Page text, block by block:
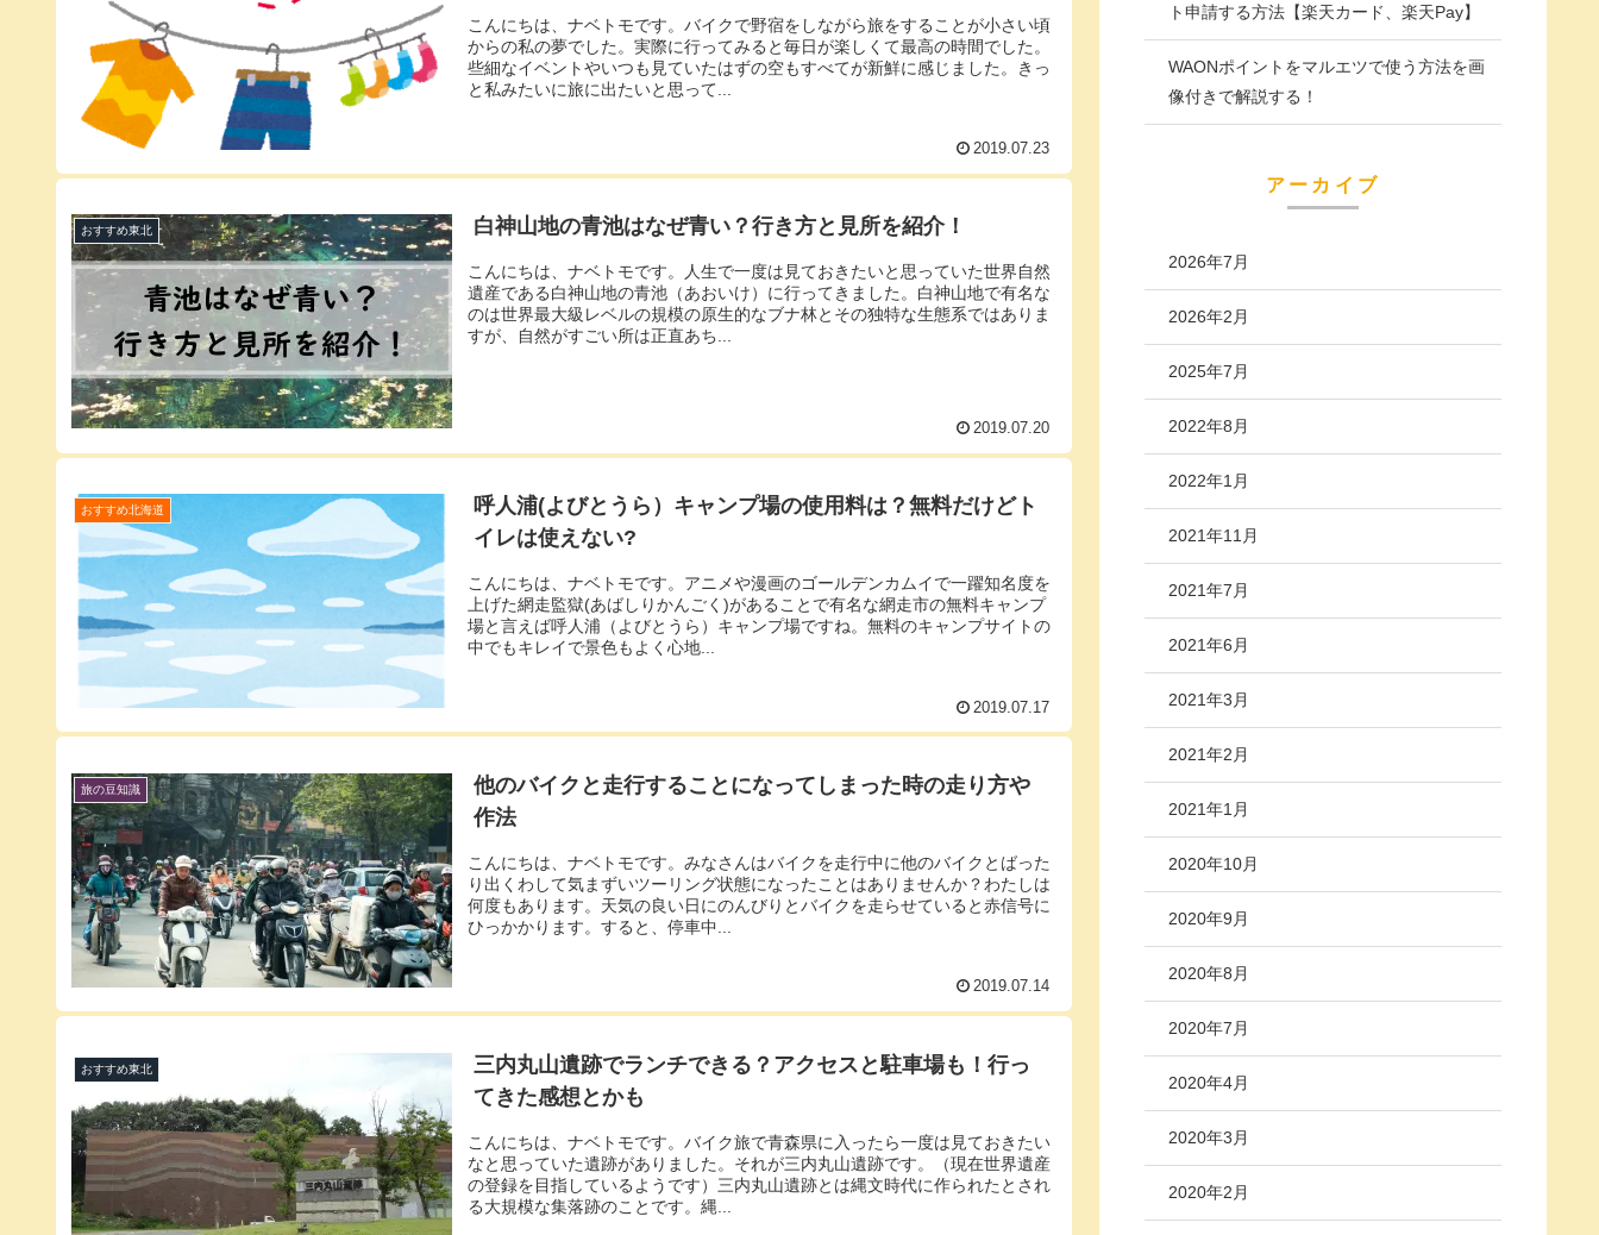
こんにちは、ナベトモです。バイクで野宿をしながら旅をすることが小さい頃
からの私の夢でした。実際に行ってみると毎日が楽しくて最高の時間でした。
些細なイベントやいつも見ていたはずの空もすべてが新鮮に感じました。きっ
と私みたいに旅に出たいと思って...
2019.07.23
おすすめ東北 白神山地の青池はなぜ青い？行き方と見所を紹介！
こんにちは、ナベトモです。人生で一度は見ておきたいと思っていた世界自然
遺産である白神山地の青池（あおいけ）に行ってきました。白神山地で有名な
のは世界最大級レベルの規模の原生的なブナ林とその独特な生態系ではありま
すが、自然がすごい所は正直あち...
2019.07.20
おすすめ北海道
呼人浦(よびとうら）キャンプ場の使用料は？無料だけどト
イレは使えない?
こんにちは、ナベトモです。アニメや漫画のゴールデンカムイで一躍知名度を
上げた網走監獄(あばしりかんごく)があることで有名な網走市の無料キャンプ
場と言えば呼人浦（よびとうら）キャンプ場ですね。無料のキャンプサイトの
中でもキレイで景色もよく心地...
2019.07.17
旅の豆知識
他のバイクと走行することになってしまった時の走り方や
作法
こんにちは、ナベトモです。みなさんはバイクを走行中に他のバイクとばった
り出くわして気まずいツーリング状態になったことはありませんか？わたしは
何度もあります。天気の良い日にのんびりとバイクを走らせていると赤信号に
ひっかかります。すると、停車中...
2019.07.14
おすすめ東北
三内丸山遺跡でランチできる？アクセスと駐車場も！行っ
てきた感想とかも
こんにちは、ナベトモです。バイク旅で青森県に入ったら一度は見ておきたい
なと思っていた遺跡がありました。それが三内丸山遺跡です。（現在世界遺産
の登録を目指しているようです）三内丸山遺跡とは縄文時代に作られたとされ
る大規模な集落跡のことです。縄...
ト申請する方法【楽天カード、楽天Pay】
WAONポイントをマルエツで使う方法を画
像付きで解説する！
アーカイブ
2026年7月
2026年2月
2025年7月
2022年8月
2022年1月
2021年11月
2021年7月
2021年6月
2021年3月
2021年2月
2021年1月
2020年10月
2020年9月
2020年8月
2020年7月
2020年4月
2020年3月
2020年2月